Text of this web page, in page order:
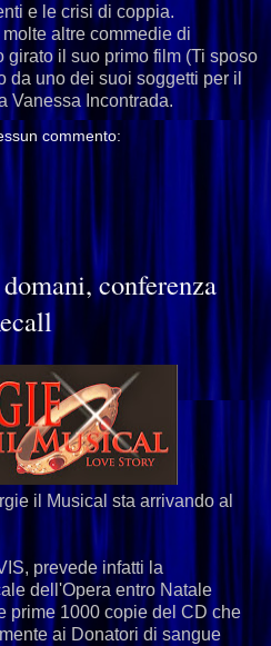
e le crisi di coppia.
altre commedie di
girato il suo primo film (Ti sposo
da uno dei suoi soggetti per il
Vanessa Incontrada.
commento:
conferenza
il Musical sta arrivando al
prevede infatti la
dell'Opera entro Natale
prime 1000 copie del CD che
ai Donatori di sangue